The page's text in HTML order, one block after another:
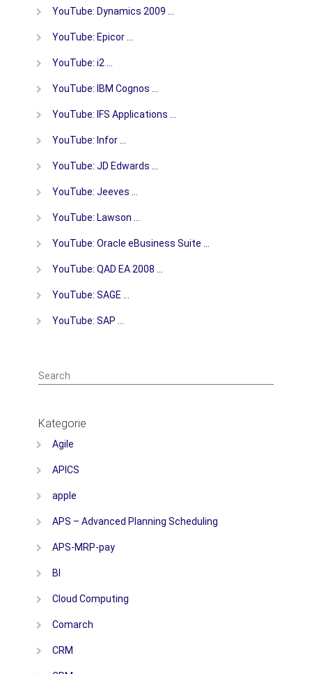
YouTube: Dynamics 2009 …
YouTube: Epicor …
YouTube: i2 …
YouTube: IBM Cognos …
YouTube: IFS Applications …
YouTube: Infor …
YouTube: JD Edwards …
YouTube: Jeeves …
YouTube: Lawson …
YouTube: Oracle eBusiness Suite …
YouTube: QAD EA 2008 …
YouTube: SAGE …
YouTube: SAP …
Search
Kategorie
Agile
APICS
apple
APS – Advanced Planning Scheduling
APS-MRP-pay
BI
Cloud Computing
Comarch
CRM